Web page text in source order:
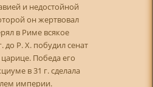
и недостойной
он жертвовал
в Риме всякое
до Р. X. побудил сенат
Победа его
в 31 г. сделала
империи.